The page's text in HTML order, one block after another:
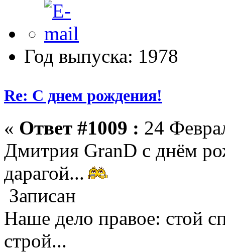
Год выпуска: 1978
Re: С днем рождения!
« Ответ #1009 : 24
Дмитрия GranD с днём
дарагой...
Записан
Наше дело правое: стой
строй...